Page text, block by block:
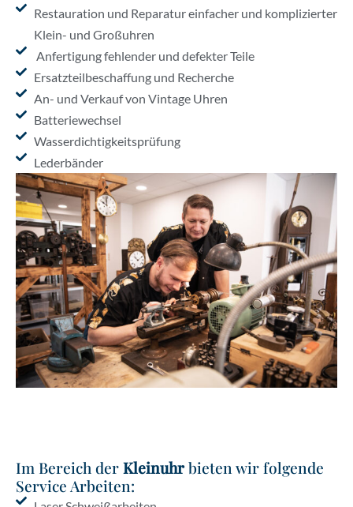
Restauration und Reparatur einfacher und komplizierter
Klein- und Großuhren
Anfertigung fehlender und defekter Teile
Ersatzteilbeschaffung und Recherche
An- und Verkauf von Vintage Uhren
Batteriewechsel
Wasserdichtigkeitsprüfung
Lederbänder
Im Bereich derKleinuhrbieten wir folgende
Service Arbeiten: